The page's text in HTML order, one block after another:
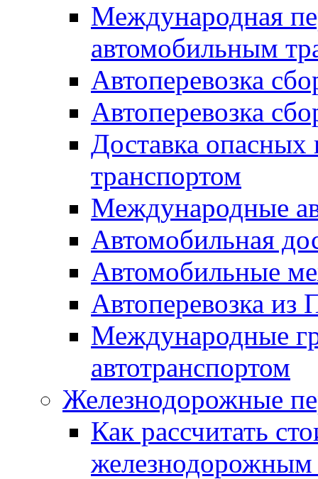
Международная
автомобильным
Автоперевозка
Автоперевозка
Доставка опасных
транспортом
Международные
Автомобильная
Автомобильные
Автоперевозка
Международные
автотранспортом
Железнодорожные
Как рассчитать
железнодорожным